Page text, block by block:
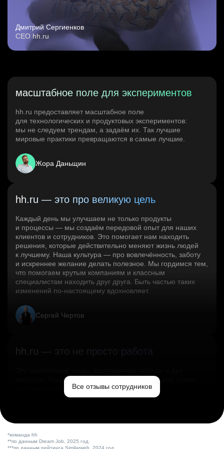
Дмитрий Сергиенков
CEO hh.ru
масштабное поле для экспериментов
hh.ru предоставляет масштабное поле
для технологических и продуктовых экспериментов:
мы не следуем трендам, а задаём их. Так лучшие
мировые практики превращаются в самые лучшие.
Жора Даньщин
hh.ru — это про великую цель
Каждый день мы улучшаем не только продукты
и процессы — мы создаём передовой опыт для наших
клиентов и сотрудников. Это помогает нам находить
решения, которые действительно меняют жизнь людей
к лучшему. Наша культура — про вовлечённость, заботу
и искреннее желание делать полезное. Мы гордимся тем,
что помогаем крутым компаниям и классным
специалистам находить друг друга. Быть частью таких
изменений по‑настоящему вдохновляет.
Сергей Чертов
hh.ru — это не просто работа
свободы. Мы помогаем миру и создаём лучший сервис
по поиску работы в стране.Все отзывы сотрудников
*команда hh
**по данным Dream Job, 2025 год
***по данным рейтинга Similarweb, 2024 год